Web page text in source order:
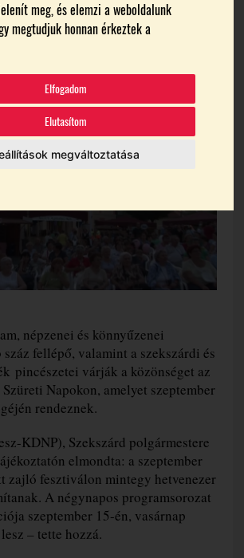
meg, és elemzi a weboldalunk
megtudjuk honnan érkeztek a
Elfogadom
Elutasítom
megváltoztatása
Szüreti Napok
Szekszárd Szüret Tánc
népzenei és könnyűzenei
fellépő, valamint a szekszárdi és
pincészetei várják a közönséget az
Napokon, amelyet szeptember
rendeznek.
KDNP), Szekszárd polgármestere
elmondta: a szeptember
zajló fesztiválon mintegy hetvenezer
A négynapos programsorozat
szeptember 15-én, vasárnap
– tette hozzá.